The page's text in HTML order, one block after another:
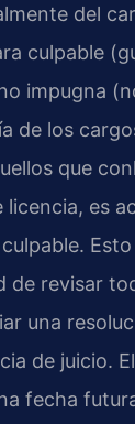
del
culpable
impugna
de los
que
licencia, es
de revisar
una
de juicio.
fecha